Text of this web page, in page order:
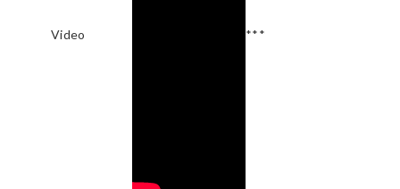
Video ***